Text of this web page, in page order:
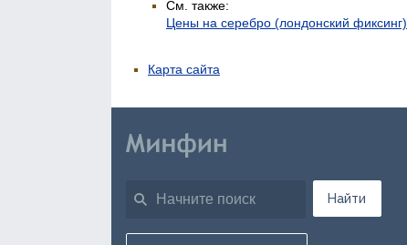
См. также:
Цены на серебро (лондонский фиксинг)
Карта сайта
Найти